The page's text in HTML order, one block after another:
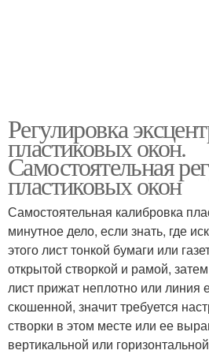
Регулировка
пластиковых окон.
Самостоятельная
пластиковых окон
Самостоятельная калибровка
минутное дело, если знать, где
этого лист тонкой бумаги или
открытой створкой и рамой,
лист прижат неплотно или линия
скошенной, значит требуется
створки в этом месте или ее
вертикальной или